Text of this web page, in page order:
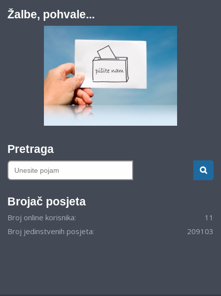
Žalbe, pohvale...
Pretraga
Brojač posjeta
Broj online korisnika:
11
Broj jedinstvenih posjeta:
209103